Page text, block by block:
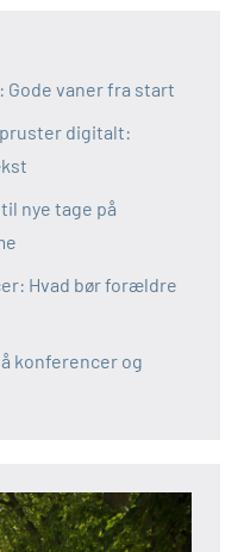
Gode vaner fra start
digitalt:
nye tage på
Hvad bør forældre
konferencer og